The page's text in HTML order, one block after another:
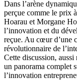
Dans l’arène
perçue comme le prix
Hoarau et Morgane
l’innovation et du
reçue. Au cœur d’une
révolutionnaire de
Cette discussion,
un panorama complet
l’innovation